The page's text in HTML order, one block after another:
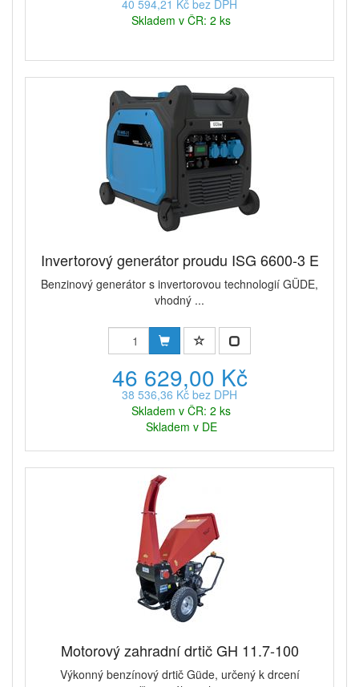
40 594,21 Kč bez DPH
Skladem v ČR: 2 ks
Invertorový generátor proudu ISG 6600-3 E
Benzinový generátor s invertorovou technologií GÜDE,
vhodný ...
46 629,00 Kč
38 536,36 Kč bez DPH
Skladem v ČR: 2 ks
Skladem v DE
Motorový zahradní drtič GH 11.7-100
Výkonný benzínový drtič Güde, určený k drcení